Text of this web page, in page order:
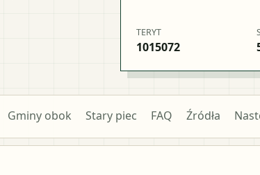
TERYT
1015072
Gminy obok Stary piec FAQ Źródła